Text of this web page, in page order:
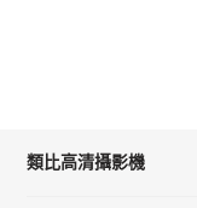
類比高清攝影機